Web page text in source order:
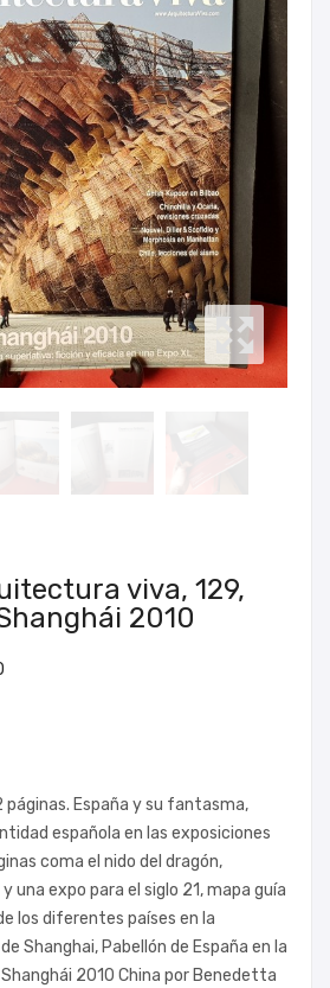
viva, 129,
2010
España y su fantasma,
española en las exposiciones
coma el nido del dragón,
una expo para el siglo 21, mapa guía
los diferentes países en la
Shanghai, Pabellón de España en la
2010 China por Benedetta